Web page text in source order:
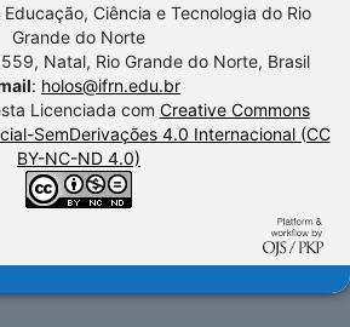
Ciência e Tecnologia do Rio
Grande do Norte
Natal, Rio Grande do Norte, Brasil
: holos@ifrn.edu.br
Licenciada com Creative Commons
SemDerivações 4.0 Internacional (CC
BY-NC-ND 4.0)